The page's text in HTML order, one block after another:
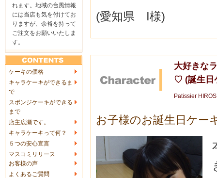
れます。地域の台風情報
には当店も気を付けてお
りますが、余裕を持って
ご注文をお願いいたしま
す。
ケーキの価格
キャラケーキができるま
で
スポンジケーキができる
まで
店主広瀬です。
キャラケーキって何？
５つの安心宣言
マスコミリリース
お客様の声
よくあるご質問
(愛知県 I様)
大好きな
♡ (誕生日
Patissier
お子様のお誕生日ケー